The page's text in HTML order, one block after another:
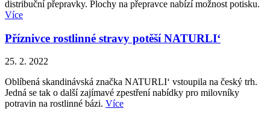
distribuční přepravky. Plochy na přepravce nabízí možnost potisku.
Více
Příznivce rostlinné stravy potěší NATURLI‘
25. 2. 2022
Oblíbená skandinávská značka NATURLI‘ vstoupila na český trh.
Jedná se tak o další zajímavé zpestření nabídky pro milovníky
potravin na rostlinné bázi. Více